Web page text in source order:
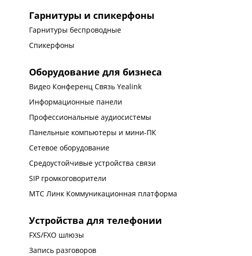
Гарнитуры и спикерфоны
Гарнитуры беспроводные
Спикерфоны
Оборудование для бизнеса
Видео Конференц Связь Yealink
Информационные панели
Профессиональные аудиосистемы
Панельные компьютеры и мини-ПК
Сетевое оборудование
Средоустойчивые устройства связи
SIP громкоговорители
МТС Линк Коммуникационная платформа
Устройства для телефонии
FXS/FXO шлюзы
Запись разговоров